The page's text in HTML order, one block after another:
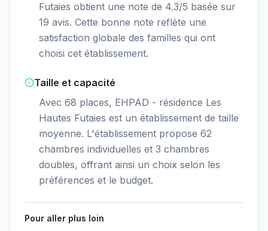
Futaies obtient une note de 4.3/5 basée sur
19 avis. Cette bonne note reflète une
satisfaction globale des familles qui ont
choisi cet établissement.
Taille et capacité
Avec 68 places, EHPAD - résidence Les
Hautes Futaies est un établissement de taille
moyenne. L'établissement propose 62
chambres individuelles et 3 chambres
doubles, offrant ainsi un choix selon les
préférences et le budget.
Pour aller plus loin